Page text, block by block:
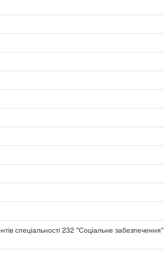
спеціальності 232 "Соціальне забезпечення"